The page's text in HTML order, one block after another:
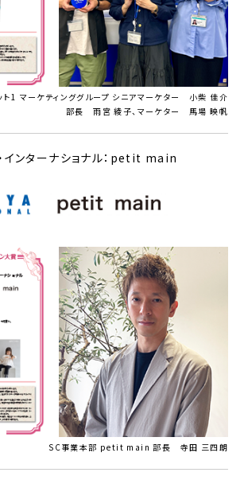
ト1 マーケティンググループ シニアマーケター 小柴 佳介
部長 雨宮 綾子、マーケター 馬場 映帆
インターナショナル：petit main
SC事業本部 petit main 部長 寺田 三四朗